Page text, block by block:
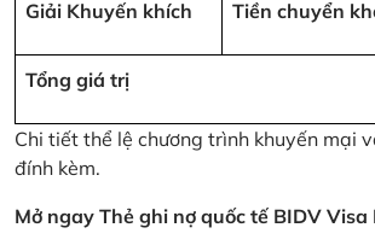
Giải Khuyến khích Tiền chuyển
Tổng giá trị
Chi tiết thể lệ chương trình khuyến mại
đính kèm.
Mở ngay Thẻ ghi nợ quốc tế BIDV